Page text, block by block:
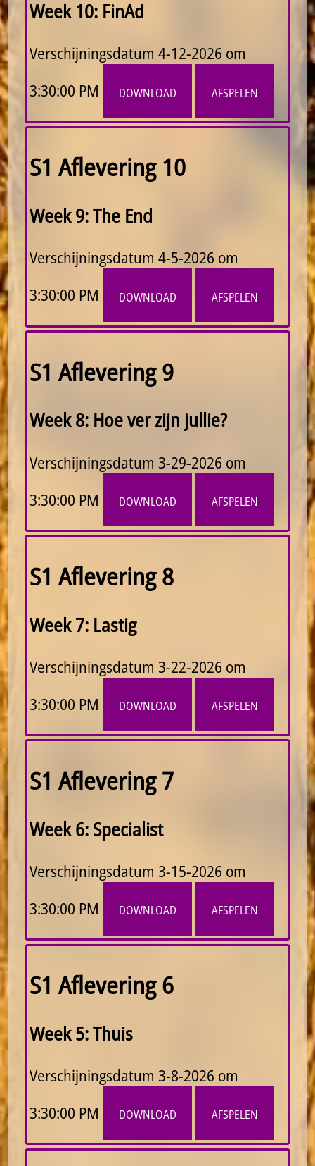
Week 10: FinAd
Verschijningsdatum4-12-2026 om
3:30:00 PM
download afspelen
S1 Aflevering 10
Week 9: The End
Verschijningsdatum4-5-2026 om
3:30:00 PM
download afspelen
S1 Aflevering 9
Week 8: Hoe ver zijn jullie?
Verschijningsdatum 3-29-2026 om
3:30:00 PM
download afspelen
S1 Aflevering 8
Week 7: Lastig
Verschijningsdatum 3-22-2026 om
3:30:00 PM
download afspelen
S1 Aflevering 7
Week 6: Specialist
Verschijningsdatum 3-15-2026 om
3:30:00 PM
download afspelen
S1 Aflevering 6
Week 5: Thuis
Verschijningsdatum 3-8-2026 om
3:30:00 PM
download afspelen